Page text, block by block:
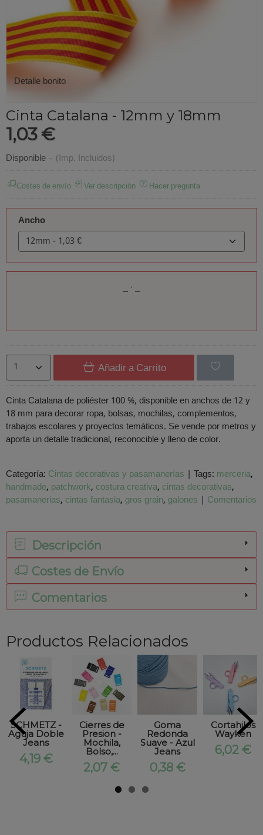
Detalle bonito
Cinta Catalana - 12mm y 18mm
1,03 €
Disponible - (Imp. Incluidos)
Costes de envío Ver descripción Hacer pregunta
Ancho
Añadir a Carrito
Cinta Catalana de poliéster 100 %, disponible en anchos de 12 y
18 mm para decorar ropa, bolsas, mochilas, complementos,
trabajos escolares y proyectos temáticos. Se vende por metros y
aporta un detalle tradicional, reconocible y lleno de color.
Categoría: Cintas decorativas y pasamanerías | Tags: merceria
handmade patchwork costura creativa cintas decorativas
pasamanerias cintas fantasia gros grain galones | Comentarios
Descripción
Costes de Envío
Comentarios
Productos Relacionados
SCHMETZ -
Aguja Doble
Jeans
4,19 €
Cierres de
Presion -
Mochila,
Bolso,...
2,07 €
Goma
Redonda
Suave - Azul
Jeans
0,38 €
Cortahilos
Wayken
6,02 €